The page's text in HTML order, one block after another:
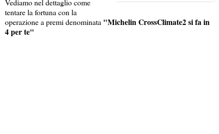
Vediamo nel dettaglio come
tentare la fortuna con la
operazione a premi denominata "Michelin CrossClimate2 si fa in
4 per te"